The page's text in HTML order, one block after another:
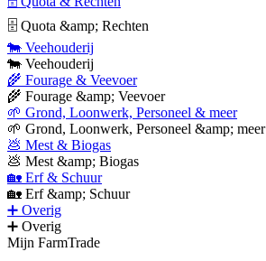
🗄 Quota &amp; Rechten
🐄 Veehouderij
🐄 Veehouderij
🌾 Fourage & Veevoer
🌾 Fourage &amp; Veevoer
🌱 Grond, Loonwerk, Personeel & meer
🌱 Grond, Loonwerk, Personeel &amp; meer
💩 Mest & Biogas
💩 Mest &amp; Biogas
🏡 Erf & Schuur
🏡 Erf &amp; Schuur
➕ Overig
➕ Overig
Mijn FarmTrade